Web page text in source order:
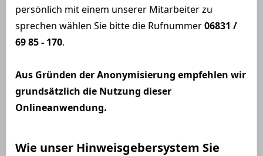
persönlich mit einem unserer Mitarbeiter zu
sprechen wählen Sie bitte die Rufnummer06831 /
69 85 - 170.
Aus Gründen der Anonymisierung empfehlen wir
grundsätzlich die Nutzung dieser
Onlineanwendung.
Wie unser Hinweisgebersystem Sie